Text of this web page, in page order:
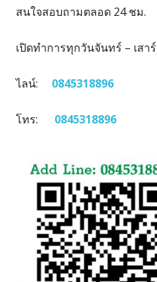
สนใจสอบถามตลอด 24 ชม.
เปิดทำการทุกวันจันทร์ – เสา
ไลน์: 0845318896
โทร: 0845318896